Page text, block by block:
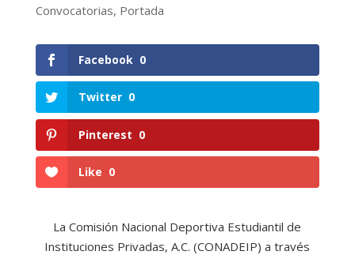
Convocatorias, Portada
Facebook 0
Twitter 0
Pinterest 0
Like 0
La Comisión Nacional Deportiva Estudiantil de
Instituciones Privadas, A.C. (CONADEIP) a través